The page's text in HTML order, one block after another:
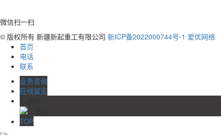
微信扫一扫
© 版权所有 新疆新起重工有限公司 新ICP备2022000744号-1 爱优网络
首页
电话
联系
业务咨询
在线留言
TOP